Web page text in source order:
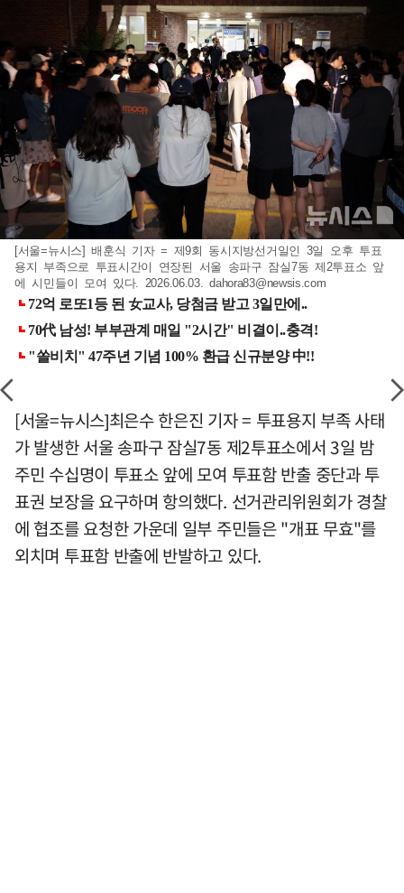
[서울=뉴시스] 배훈식 기자 = 제9회 동시지방선거일인 3일 오후 투표
용지 부족으로 투표시간이 연장된 서울 송파구 잠실7동 제2투표소 앞
에 시민들이 모여 있다. 2026.06.03.dahora83@newsis.com
[서울=뉴시스]최은수 한은진 기자 = 투표용지 부족 사태
가 발생한 서울 송파구 잠실7동 제2투표소에서 3일 밤
주민 수십명이 투표소 앞에 모여 투표함 반출 중단과 투
표권 보장을 요구하며 항의했다. 선거관리위원회가 경찰
에 협조를 요청한 가운데 일부 주민들은 "개표 무효"를
외치며 투표함 반출에 반발하고 있다.